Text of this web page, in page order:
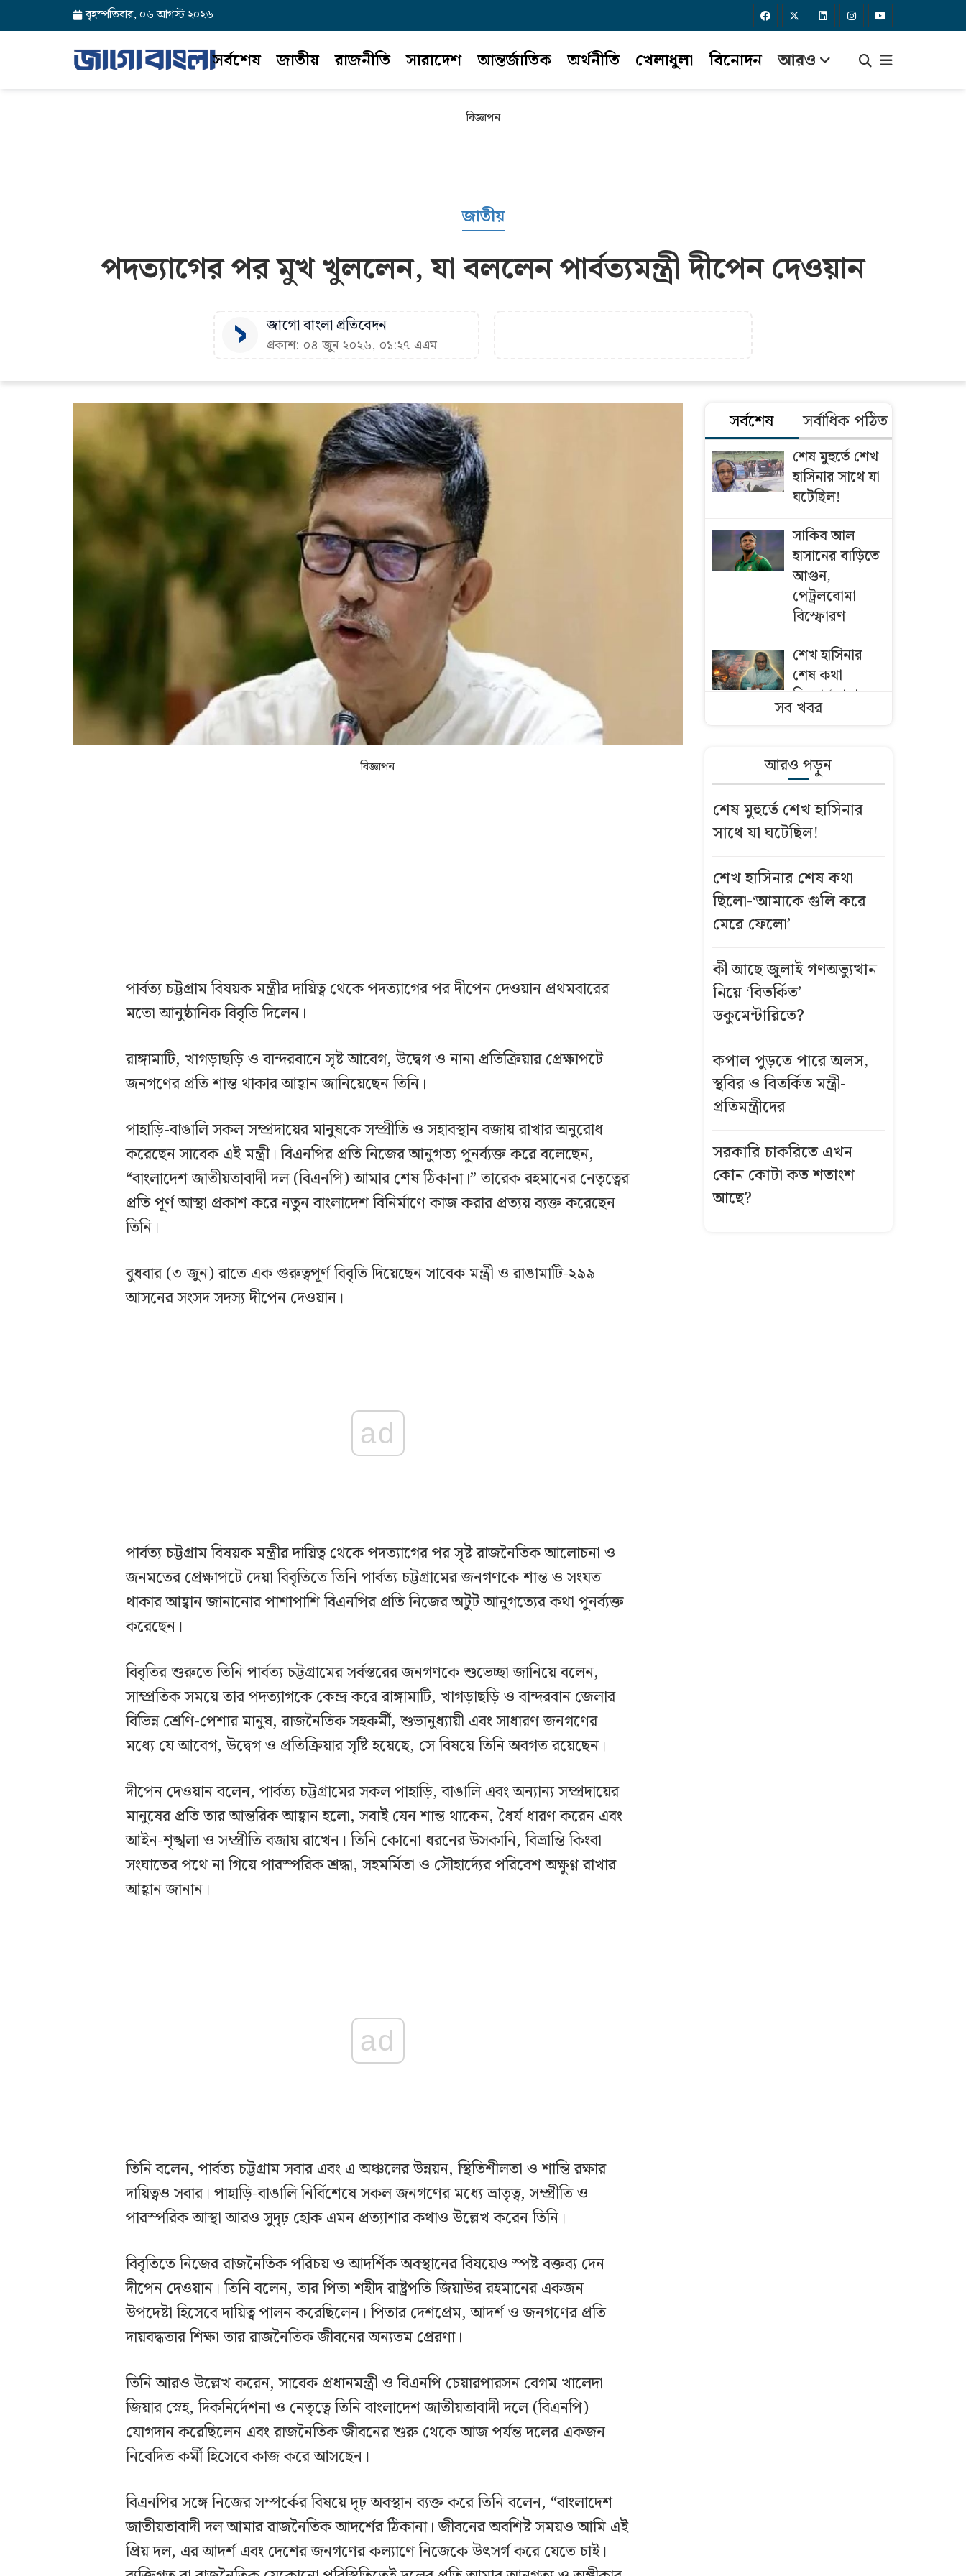
বৃহস্পতিবার, ০৬ আগস্ট ২০২৬
সর্বশেষ জাতীয় রাজনীতি সারাদেশ আন্তর্জাতিক অর্থনীতি খেলাধুলা বিনোদন আরও
বিজ্ঞাপন
জাতীয়
পদত্যাগের পর মুখ খুললেন, যা বললেন পার্বত্যমন্ত্রী দীপেন দেওয়ান
জাগো বাংলা প্রতিবেদন
প্রকাশ: ০৪ জুন ২০২৬, ০১:২৭ এএম
বিজ্ঞাপন
পার্বত্য চট্টগ্রাম বিষয়ক মন্ত্রীর দায়িত্ব থেকে পদত্যাগের পর দীপেন দেওয়ান প্রথমবারের
মতো আনুষ্ঠানিক বিবৃতি দিলেন।
রাঙ্গামাটি, খাগড়াছড়ি ও বান্দরবানে সৃষ্ট আবেগ, উদ্বেগ ও নানা প্রতিক্রিয়ার প্রেক্ষাপটে
জনগণের প্রতি শান্ত থাকার আহ্বান জানিয়েছেন তিনি।
পাহাড়ি-বাঙালি সকল সম্প্রদায়ের মানুষকে সম্প্রীতি ও সহাবস্থান বজায় রাখার অনুরোধ
করেছেন সাবেক এই মন্ত্রী। বিএনপির প্রতি নিজের আনুগত্য পুনর্ব্যক্ত করে বলেছেন,
“বাংলাদেশ জাতীয়তাবাদী দল (বিএনপি) আমার শেষ ঠিকানা।” তারেক রহমানের নেতৃত্বের
প্রতি পূর্ণ আস্থা প্রকাশ করে নতুন বাংলাদেশ বিনির্মাণে কাজ করার প্রত্যয় ব্যক্ত করেছেন
তিনি।
বুধবার (৩ জুন) রাতে এক গুরুত্বপূর্ণ বিবৃতি দিয়েছেন সাবেক মন্ত্রী ও রাঙামাটি-২৯৯
আসনের সংসদ সদস্য দীপেন দেওয়ান।
ad
পার্বত্য চট্টগ্রাম বিষয়ক মন্ত্রীর দায়িত্ব থেকে পদত্যাগের পর সৃষ্ট রাজনৈতিক আলোচনা ও
জনমতের প্রেক্ষাপটে দেয়া বিবৃতিতে তিনি পার্বত্য চট্টগ্রামের জনগণকে শান্ত ও সংযত
থাকার আহ্বান জানানোর পাশাপাশি বিএনপির প্রতি নিজের অটুট আনুগত্যের কথা পুনর্ব্যক্ত
করেছেন।
বিবৃতির শুরুতে তিনি পার্বত্য চট্টগ্রামের সর্বস্তরের জনগণকে শুভেচ্ছা জানিয়ে বলেন,
সাম্প্রতিক সময়ে তার পদত্যাগকে কেন্দ্র করে রাঙ্গামাটি, খাগড়াছড়ি ও বান্দরবান জেলার
বিভিন্ন শ্রেণি-পেশার মানুষ, রাজনৈতিক সহকর্মী, শুভানুধ্যায়ী এবং সাধারণ জনগণের
মধ্যে যে আবেগ, উদ্বেগ ও প্রতিক্রিয়ার সৃষ্টি হয়েছে, সে বিষয়ে তিনি অবগত রয়েছেন।
দীপেন দেওয়ান বলেন, পার্বত্য চট্টগ্রামের সকল পাহাড়ি, বাঙালি এবং অন্যান্য সম্প্রদায়ের
মানুষের প্রতি তার আন্তরিক আহ্বান হলো, সবাই যেন শান্ত থাকেন, ধৈর্য ধারণ করেন এবং
আইন-শৃঙ্খলা ও সম্প্রীতি বজায় রাখেন। তিনি কোনো ধরনের উসকানি, বিভ্রান্তি কিংবা
সংঘাতের পথে না গিয়ে পারস্পরিক শ্রদ্ধা, সহমর্মিতা ও সৌহার্দ্যের পরিবেশ অক্ষুণ্ণ রাখার
আহ্বান জানান।
ad
তিনি বলেন, পার্বত্য চট্টগ্রাম সবার এবং এ অঞ্চলের উন্নয়ন, স্থিতিশীলতা ও শান্তি রক্ষার
দায়িত্বও সবার। পাহাড়ি-বাঙালি নির্বিশেষে সকল জনগণের মধ্যে ভ্রাতৃত্ব, সম্প্রীতি ও
পারস্পরিক আস্থা আরও সুদৃঢ় হোক এমন প্রত্যাশার কথাও উল্লেখ করেন তিনি।
বিবৃতিতে নিজের রাজনৈতিক পরিচয় ও আদর্শিক অবস্থানের বিষয়েও স্পষ্ট বক্তব্য দেন
দীপেন দেওয়ান। তিনি বলেন, তার পিতা শহীদ রাষ্ট্রপতি জিয়াউর রহমানের একজন
উপদেষ্টা হিসেবে দায়িত্ব পালন করেছিলেন। পিতার দেশপ্রেম, আদর্শ ও জনগণের প্রতি
দায়বদ্ধতার শিক্ষা তার রাজনৈতিক জীবনের অন্যতম প্রেরণা।
তিনি আরও উল্লেখ করেন, সাবেক প্রধানমন্ত্রী ও বিএনপি চেয়ারপারসন বেগম খালেদা
জিয়ার স্নেহ, দিকনির্দেশনা ও নেতৃত্বে তিনি বাংলাদেশ জাতীয়তাবাদী দলে (বিএনপি)
যোগদান করেছিলেন এবং রাজনৈতিক জীবনের শুরু থেকে আজ পর্যন্ত দলের একজন
নিবেদিত কর্মী হিসেবে কাজ করে আসছেন।
বিএনপির সঙ্গে নিজের সম্পর্কের বিষয়ে দৃঢ় অবস্থান ব্যক্ত করে তিনি বলেন, “বাংলাদেশ
জাতীয়তাবাদী দল আমার রাজনৈতিক আদর্শের ঠিকানা। জীবনের অবশিষ্ট সময়ও আমি এই
প্রিয় দল, এর আদর্শ এবং দেশের জনগণের কল্যাণে নিজেকে উৎসর্গ করে যেতে চাই।
সর্বশেষ সর্বাধিক পঠিত
শেষ মুহুর্তে শেখ
হাসিনার সাথে যা
ঘটেছিল!
সাকিব আল
হাসানের বাড়িতে
আগুন,
পেট্রলবোমা
বিস্ফোরণ
শেখ হাসিনার
শেষ কথা
ছিলো-‘আমাকে
গুলি করে মেরে
কী আছে জুলাই
গণঅভ্যুত্থান
নিয়ে ‘বিতর্কিত’
ডকুমেন্টারিতে?
কপাল পুড়তে
পারে অলস,
স্থবির ও বিতর্কিত
জুলাই যোদ্ধাদের
সংবর্ধনায় দেওয়া
হলো ‘ত্রাণের
জাতীয় দলে
যেভাবে ডাক
‘জুলাই যোদ্ধা’
সব খবর
আরও পড়ুন
শেষ মুহুর্তে শেখ হাসিনার
সাথে যা ঘটেছিল!
শেখ হাসিনার শেষ কথা
ছিলো-‘আমাকে গুলি করে
মেরে ফেলো’
কী আছে জুলাই গণঅভ্যুত্থান
নিয়ে ‘বিতর্কিত’
ডকুমেন্টারিতে?
কপাল পুড়তে পারে অলস,
স্থবির ও বিতর্কিত মন্ত্রী-
প্রতিমন্ত্রীদের
সরকারি চাকরিতে এখন
কোন কোটা কত শতাংশ
আছে?